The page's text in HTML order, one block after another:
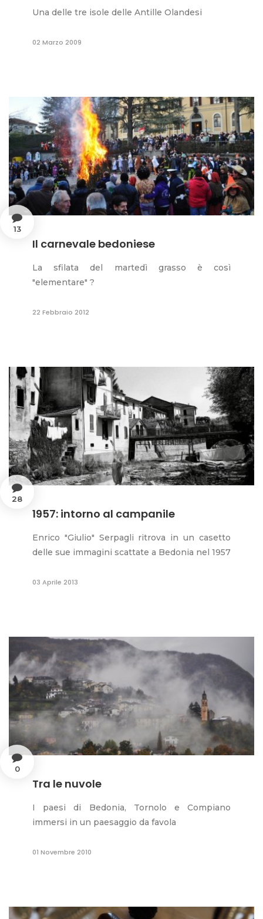
Una delle tre isole delle Antille Olandesi
02 Marzo 2009
13
Il carnevale bedoniese
La sfilata del martedì grasso è così
"elementare" ?
22 Febbraio 2012
28
1957: intorno al campanile
Enrico "Giulio" Serpagli ritrova in un casetto
delle sue immagini scattate a Bedonia nel 1957
03 Aprile 2013
0
Tra le nuvole
I paesi di Bedonia, Tornolo e Compiano
immersi in un paesaggio da favola
01 Novembre 2010